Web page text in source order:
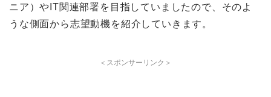
ニア）やIT関連部署を目指していましたので、そのよ
うな側面から志望動機を紹介していきます。
＜スポンサーリンク＞